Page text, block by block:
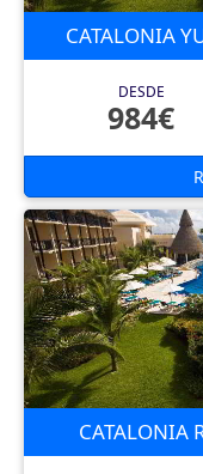
CATALONIA
DESDE
984€
CATALONIA